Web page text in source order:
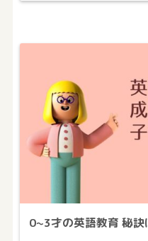
0~3才の英語教育 秘訣